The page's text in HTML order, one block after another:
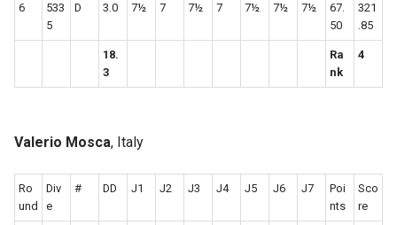
6
533
5
D 3.0 7½ 7 7½ 7 7½ 7½ 7½
67.
50
321
.85
18.
3
Ra
nk
4
Valerio Mosca, Italy
Ro
und
Div
e
# DD J1 J2 J3 J4 J5 J6 J7
Poi
nts
Sco
re